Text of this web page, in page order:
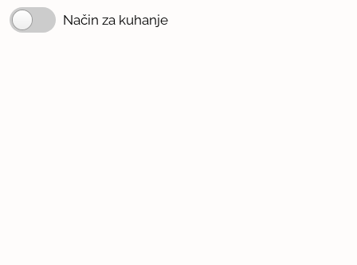
Način za kuhanje